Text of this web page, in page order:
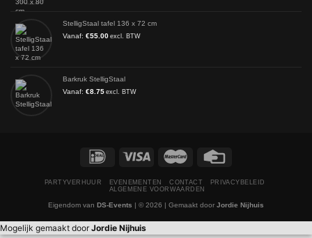
StelligStaal tafel 136 x 72 cm
Vanaf: €55.00 excl. BTW
Barkruk StelligStaal
Vanaf: €8.75 excl. BTW
PARTYVERHUUR EVENEMENTEN CONTACT
PRIVACYBELEID
ALGEMENE VOORWAARDEN
Eigendom van DS-Events | © 2026 | Gemaakt door Jordie Nijhuis
Mogelijk gemaakt doorJordie Nijhuis